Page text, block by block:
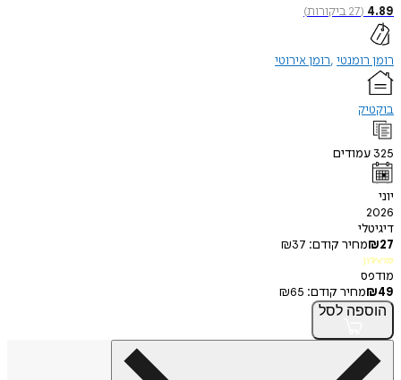
4.89
(
27ביקורות)
רומן רומנטי רומן אירוטי
בוקטיק
325 עמודים
יוני
2026
דיגיטלי
₪27 מחיר קודם: ₪37
מועדון
מודפס
₪49 מחיר קודם: ₪65
הוספה לסל